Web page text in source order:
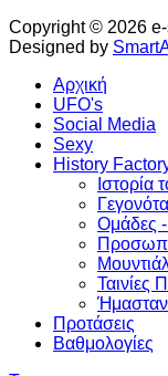
Copyright © 2026
Designed by
Αρχική
UFO's
Social Media
Sexy
History
Γεγονότα
Ομάδες
Ταινίες
Ήμασταν
Προτάσεις
Βαθμολογίες